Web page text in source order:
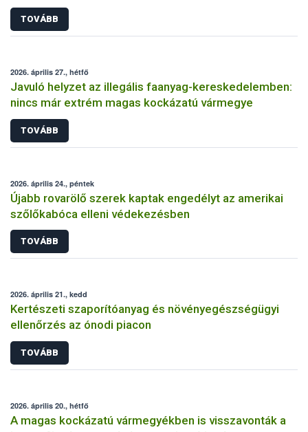
TOVÁBB
2026. április 27., hétfő
Javuló helyzet az illegális faanyag-kereskedelemben:
nincs már extrém magas kockázatú vármegye
TOVÁBB
2026. április 24., péntek
Újabb rovarölő szerek kaptak engedélyt az amerikai
szőlőkabóca elleni védekezésben
TOVÁBB
2026. április 21., kedd
Kertészeti szaporítóanyag és növényegészségügyi
ellenőrzés az ónodi piacon
TOVÁBB
2026. április 20., hétfő
A magas kockázatú vármegyékben is visszavonták a